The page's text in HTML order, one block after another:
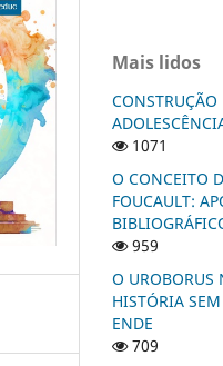
Mais lidos
1071
O CONCEITO
FOUCAULT:
959
O UROBORUS
HISTÓRIA
ENDE
709